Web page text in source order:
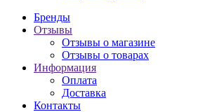
Бренды
Отзывы
Отзывы о магазине
Отзывы о товарах
Информация
Оплата
Доставка
Контакты